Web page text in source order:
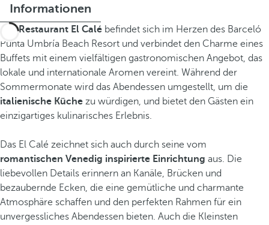
Informationen
DasRestaurant El Calé befindet sich im Herzen des Barceló
Punta Umbría Beach Resort und verbindet den Charme eines
Buffets mit einem vielfältigen gastronomischen Angebot, das
lokale und internationale Aromen vereint. Während der
Sommermonate wird das Abendessen umgestellt, um die
italienische Küche zu würdigen, und bietet den Gästen ein
einzigartiges kulinarisches Erlebnis.
Das El Calé zeichnet sich auch durch seine vom
romantischen Venedig inspirierte Einrichtung aus. Die
liebevollen Details erinnern an Kanäle, Brücken und
bezaubernde Ecken, die eine gemütliche und charmante
Atmosphäre schaffen und den perfekten Rahmen für ein
unvergessliches Abendessen bieten. Auch die Kleinsten